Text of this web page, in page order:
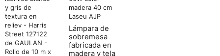
Lámpara de
sobremesa
fabricada en
madera y tela